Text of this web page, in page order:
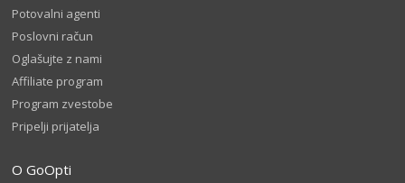
Potovalni agenti
Poslovni račun
Oglašujte z nami
Affiliate program
Program zvestobe
Pripelji prijatelja
O GoOpti